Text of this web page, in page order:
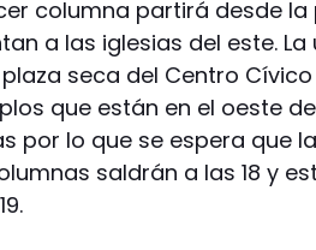
columna partirá desde
a las iglesias del este. La
seca del Centro
que están en el oeste
por lo que se espera que
saldrán a las 18 y